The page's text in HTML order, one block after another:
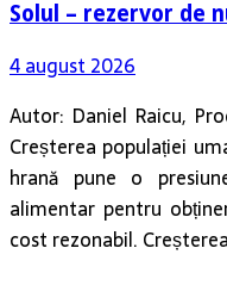
Solul – rezervor de
4 august 2026
Autor: Daniel Raicu,
Creșterea populației
hrană pune o
alimentar pentru
cost rezonabil.